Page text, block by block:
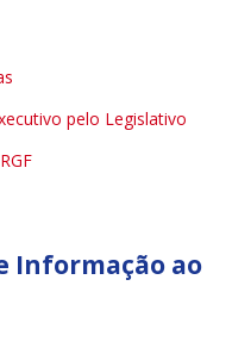
pelo Legislativo
Informação ao